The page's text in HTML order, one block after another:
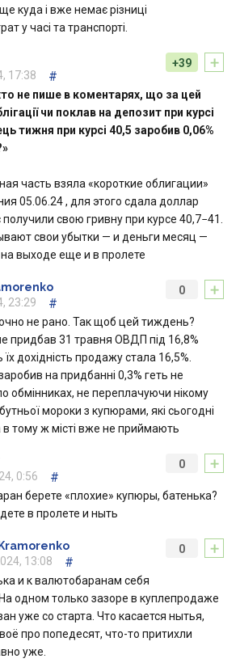
куда і вже немає різниці
у часі та транспорті.
+
+39
17:38
#
не пише в коментарях, що за цей
чи поклав на депозит при курсі
тижня при курсі 40,5 заробив 0,06%
часть взяла «короткие облигации»
05.06.24 , для этого сдала доллар
свою гривну при курсе 40,7−41.
свои убытки — и деньги месяц —
выходе еще и в пролете
+
0
23:29
#
не рано. Так щоб цей тиждень?
придбав 31 травня ОВДП під 16,8%
дохідність продажу стала 16,5%.
на придбанні 0,3% геть не
обмінниках, не переплачуючи нікому
мороки з купюрами, які сьогодні
тому ж місті вже не приймають
+
0
0:56
#
берете «плохие» купюры, батенька?
в пролете и ныть
+
0
13:08
#
и к валютобаранам себя
одном только зазоре в куплепродаже
уже со старта. Что касается нытья,
про попедесят, что-то притихли
уже.